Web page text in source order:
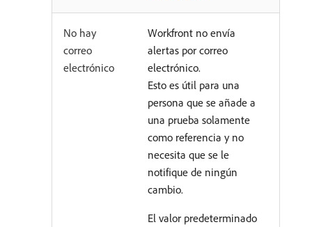
No hay
correo
electrónico
Workfront no envía
alertas por correo
electrónico.
Esto es útil para una
persona que se añade a
una prueba solamente
como referencia y no
necesita que se le
notifique de ningún
cambio.
El valor predeterminado